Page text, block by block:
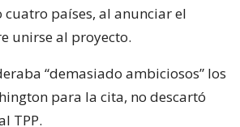
cuatro países, al anunciar el
unirse al proyecto.
“demasiado ambiciosos” los
para la cita, no descartó
TPP.